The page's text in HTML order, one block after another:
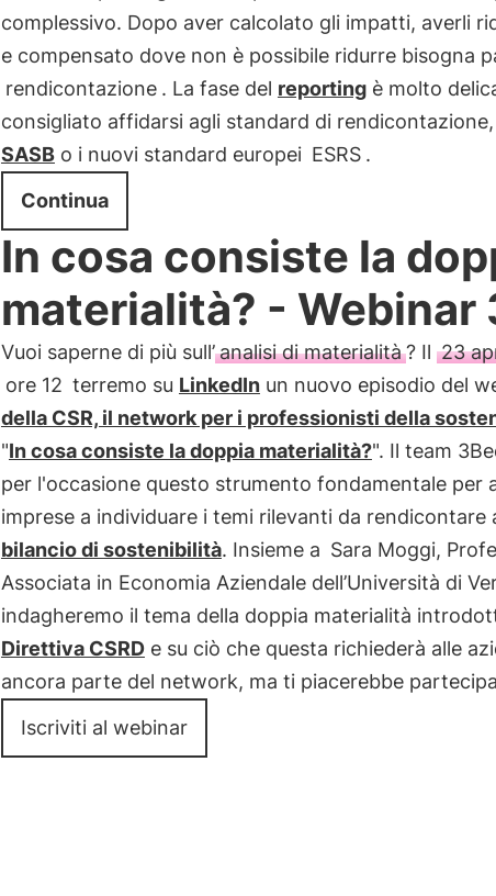
complessivo. Dopo aver calcolato gli impatti, averli
e compensato dove non è possibile ridurre bisogna
rendicontazione . La fase del reportingè molto
consigliato affidarsi agli standard di
SASBo i nuovi standard europei ESRS .
Continua
In cosa consiste la
materialità? - Webinar
Vuoi saperne di più sull’analisi di materialità? Il 23
ore 12 terremo su LinkedInun nuovo episodio del
della CSR, il network per i professionisti della
"In cosa consiste la doppia materialità?". Il team
per l'occasione questo strumento fondamentale per
imprese a individuare i temi rilevanti da rendicontare
bilancio di sostenibilità. Insieme a Sara Moggi,
Associata in Economia Aziendale dell’Università di
indagheremo il tema della doppia materialità
Direttiva CSRDe su ciò che questa richiederà alle
ancora parte del network, ma ti piacerebbe
Iscriviti al webinar